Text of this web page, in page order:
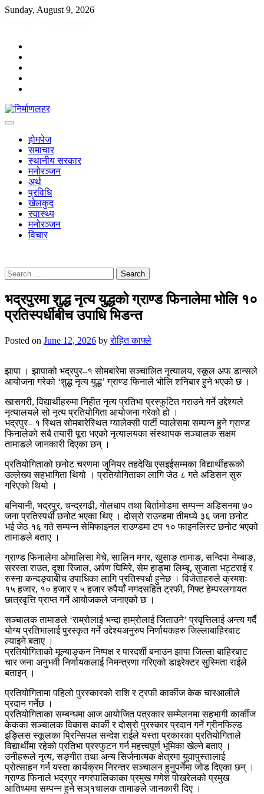
Skip
Sunday, August 9, 2026
होमपेज
समाचार
स्थानीय सरकार
मनोरञ्जन
अर्थ
प्रविधि
खेलकुद
स्वास्थ्य
मनोरञ्जन
विचार
Search
for:
भद्रपुरमा शुद्ध नृत्य युद्धको ग्राण्ड फिनालेमा भोलि १०
प्रतिस्पर्धीबीच उपाधि भिडन्त
Posted on June 12, 2026 byरोहित काफ्ले
झापा । झापाको भद्रपुर–१ सोमबारेमा सञ्चालित नृत्यालय, स्कूल अफ डान्सले
आयोजना गरेको ‘शुद्ध नृत्य युद्ध’ ग्राण्ड फिनाले भोलि शनिबार हुने भएको छ ।
खासगरी, विद्यार्थीहरुमा निहीत नृत्य प्रतिभा प्रस्फुटित गराउने गर्ने उद्देश्यले
नृत्यालयले सो नृत्य प्रतियोगिता आयोजना गरेको हो ।
भद्रपुर– १ स्थित सोमबारेस्थित ग्यालेक्सी पार्टी प्यालेसमा सम्पन्न हुने ग्राण्ड
फिनालेको सबै तयारी पूरा भएको नृत्यालयका संस्थापक सञ्चालक सक्षम
तामाङले जानकारी दिएका छन् ।
प्रतियोगिताको छनोट चरणमा जुनियर तहदेखि एसइईसम्मका विद्यार्थीहरूको
उल्लेख्य सहभागिता थियो । प्रतियोगिताका लागि जेठ ८ गते अडिसन सुरु
गरिएको थियो ।
बनियानी, भद्रपुर, चन्द्रगढी, गोलधाप तथा बिर्तामोडमा सम्पन्न अडिसनमा ७०
जना प्रतिस्पर्धी छनोट भएका थिए । दोस्रो राउन्डमा तीमध्ये ३६ जना छनोट
भई जेठ १६ गते सम्पन्न सेमिफाइनल राउण्डमा टप १० फाइनलिस्ट छनोट भएको
तामाङले बताए ।
ग्राण्ड फिनालेमा ओमालिसा मेचे, सालिन मगर, खुसाङ तामाङ, सन्दिपा नेम्बाङ,
सरस्ता राउत, दृशा रिजाल, अर्पण घिमिरे, सेम हाङ्मा लिम्बू, सुजाता भट्टराई र
रुस्ना कन्दङ्वाबीच उपाधिका लागि प्रतिस्पर्धा हुनेछ । विजेताहरुले क्रमशः
१५ हजार, १० हजार र ५ हजार रुपैयाँ नगदसहित ट्रफी, गिफ्ट हेम्परलगायत
छात्रवृत्ति प्राप्त गर्ने आयोजकले जनाएको छ ।
सञ्चालक तामाङले ‘राम्रोलाई भन्दा हाम्रोलाई जिताउने’ प्रवृत्तिलाई अन्त्य गर्दै
योग्य प्रतिभालाई पुरस्कृत गर्ने उद्देश्यअनुरुप निर्णायकहरु जिल्लाबाहिरबाट
ल्याइने बताए ।
प्रतियोगिताको मूल्याङ्कन निष्पक्ष र पारदर्शी बनाउन झापा जिल्ला बाहिरबाट
चार जना अनुभवी निर्णायकलाई निमन्त्रणा गरिएको डाइरेक्टर सुस्मिता राईले
बताइन् ।
प्रतियोगितामा पहिलो पुरस्कारको राशि र ट्रफी कार्कीज केक चारआलीले
प्रदान गर्नेछ ।
प्रतियोगिताका सम्बन्धमा आज आयोजित पत्रकार सम्मेलनमा सहभागी कार्कीज
केकका सञ्चालक विकास कार्की र दोस्रो पुरस्कार प्रदान गर्ने ग्रीनफिल्ड
इङ्लिस स्कूलका प्रिन्सिपल सन्देश राईले यस्ता प्रकारका प्रतियोगिताले
विद्यार्थीमा रहेको प्रतिभा प्रस्फुटन गर्न महत्त्वपूर्ण भूमिका खेल्ने बताए ।
उनीहरूले नृत्य, सङ्गीत तथा अन्य सिर्जनात्मक क्षेत्रमा युवापुस्तालाई
प्रोत्साहन गर्न यस्ता कार्यक्रम निरन्तर सञ्चालन हुनुपर्नेमा जोड दिएका छन् ।
ग्राण्ड फिनाले भद्रपुर नगरपालिकाका प्रमुख गणेश पोखरेलको प्रमुख
आतिथ्यमा सम्पन्न हुने सञ्१चालक तामाङले जानकारी दिए ।